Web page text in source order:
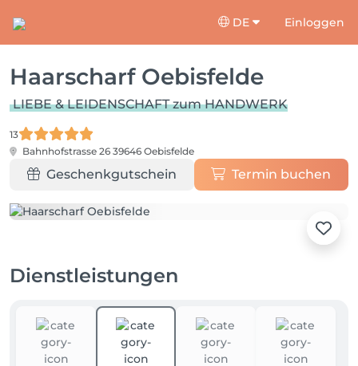
DE Einloggen
Haarscharf Oebisfelde
LIEBE & LEIDENSCHAFT zum HANDWERK
13
Bahnhofstrasse 26 39646 Oebisfelde
Geschenkgutschein Termin buchen
Dienstleistungen